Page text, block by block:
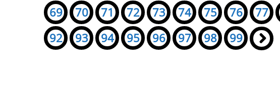
69
70 71 72 73 74 75 76 77
92
93 94 95 96 97 98 99 »